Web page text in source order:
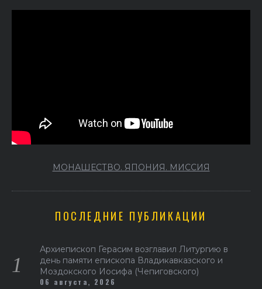
МОНАШЕСТВО. ЯПОНИЯ. МИССИЯ
ПОСЛЕДНИЕ ПУБЛИКАЦИИ
Архиепископ Герасим возглавил Литургию в
день памяти епископа Владикавказского и
Моздокского Иосифа (Чепиговского)
06 августа, 2026